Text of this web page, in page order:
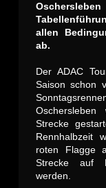
allen
ab.
Der ADAC
Saison schon
Strecke
Rennhalbzeit
roten Flagge
Strecke auf
werden.